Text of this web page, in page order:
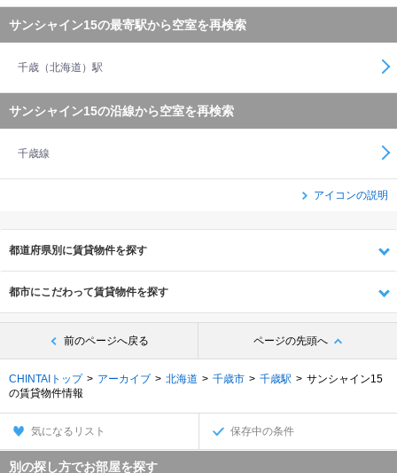
サンシャイン15の最寄駅から空室を再検索
千歳（北海道）駅
サンシャイン15の沿線から空室を再検索
千歳線
アイコンの説明
都道府県別に賃貸物件を探す
都市にこだわって賃貸物件を探す
前のページへ戻る ページの先頭へ
CHINTAIトップ アーカイブ 北海道 千歳市 千歳駅
サンシャイン15
の賃貸物件情報
気になるリスト 保存中の条件
別の探し方でお部屋を探す